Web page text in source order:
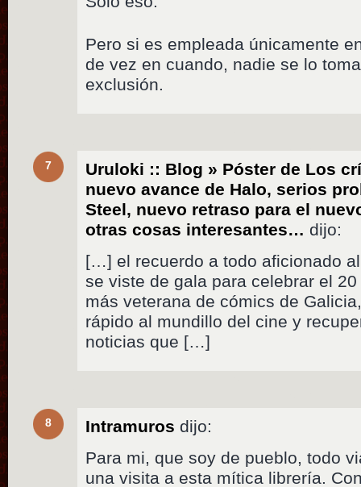
Pero si es empleada únicamente
de vez en cuando, nadie se lo
exclusión.
7
Uruloki :: Blog » Póster de Los
nuevo avance de Halo, serios
Steel, nuevo retraso para el
otras cosas interesantes… dijo:
[…] el recuerdo a todo aficionado
se viste de gala para celebrar el
más veterana de cómics de
rápido al mundillo del cine y
noticias que […]
8 Intramuros dijo:
Para mi, que soy de pueblo, todo
una visita a esta mítica librería.